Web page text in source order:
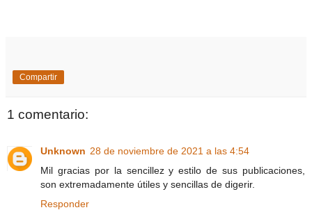
Compartir
1 comentario:
Unknown 28 de noviembre de 2021 a las 4:54
Mil gracias por la sencillez y estilo de sus publicaciones,
son extremadamente útiles y sencillas de digerir.
Responder